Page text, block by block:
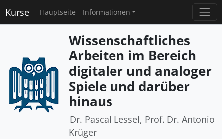
Kurse Hauptseite Informationen
Wissenschaftliches
Arbeiten im Bereich
digitaler und analoger
Spiele und darüber
hinaus
Dr. Pascal Lessel, Prof. Dr. Antonio
Krüger